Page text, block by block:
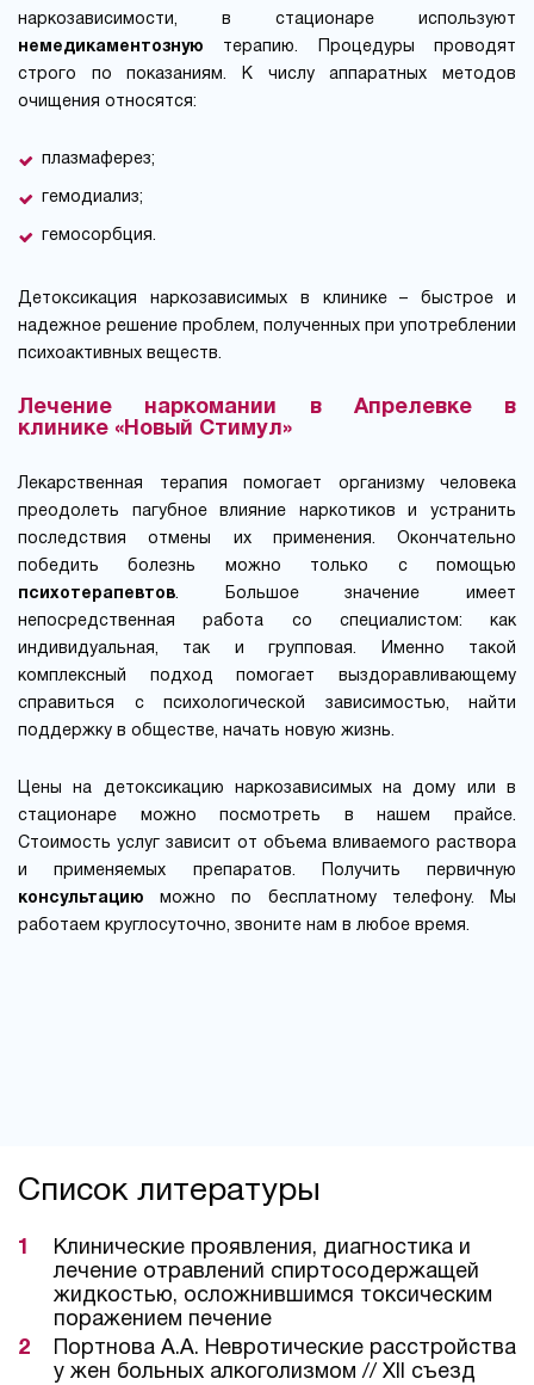
наркозависимости, в стационаре используют
немедикаментозную терапию. Процедуры проводят
строго по показаниям. К числу аппаратных методов
очищения относятся:
плазмаферез;
гемодиализ;
гемосорбция.
Детоксикация наркозависимых в клинике – быстрое и
надежное решение проблем, полученных при употреблении
психоактивных веществ.
Лечение наркомании в Апрелевке в
клинике «Новый Стимул»
Лекарственная терапия помогает организму человека
преодолеть пагубное влияние наркотиков и устранить
последствия отмены их применения. Окончательно
победить болезнь можно только с помощью
психотерапевтов. Большое значение имеет
непосредственная работа со специалистом: как
индивидуальная, так и групповая. Именно такой
комплексный подход помогает выздоравливающему
справиться с психологической зависимостью, найти
поддержку в обществе, начать новую жизнь.
Цены на детоксикацию наркозависимых на дому или в
стационаре можно посмотреть в нашем прайсе.
Стоимость услуг зависит от объема вливаемого раствора
и применяемых препаратов. Получить первичную
консультацию можно по бесплатному телефону. Мы
работаем круглосуточно, звоните нам в любое время.
Список литературы
Клинические проявления, диагностика и
лечение отравлений спиртосодержащей
жидкостью, осложнившимся токсическим
поражением печение
Портнова А.А. Невротические расстройства
у жен больных алкоголизмом // XII съезд